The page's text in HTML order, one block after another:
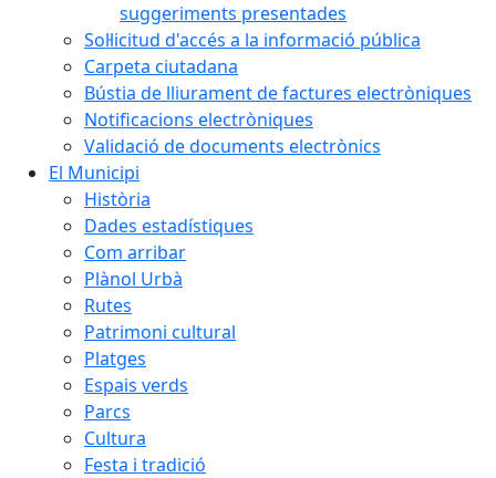
suggeriments presentades
Sol·licitud d'accés a la informació pública
Carpeta ciutadana
Bústia de lliurament de factures electròniques
Notificacions electròniques
Validació de documents electrònics
El Municipi
Història
Dades estadístiques
Com arribar
Plànol Urbà
Rutes
Patrimoni cultural
Platges
Espais verds
Parcs
Cultura
Festa i tradició